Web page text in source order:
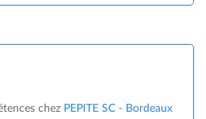
chez PEPITE SC - Bordeaux